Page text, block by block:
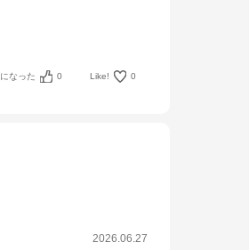
なった 0 Like! 0
2026.06.27